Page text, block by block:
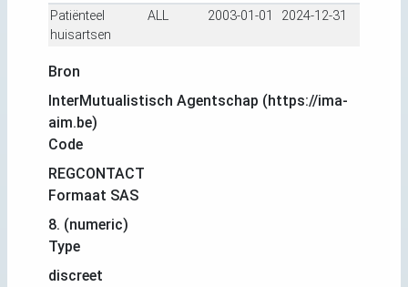
Patiënteel
huisartsen
ALL 2003-01-01 2024-12-31
Bron
InterMutualistisch Agentschap (https://ima-
aim.be)
Code
REGCONTACT
Formaat SAS
8. (numeric)
Type
discreet